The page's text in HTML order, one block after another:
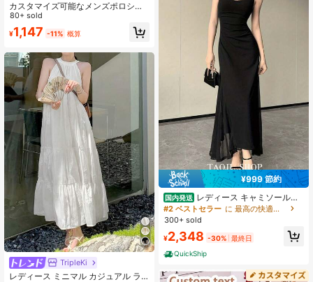
カスタマイズ可能なメンズポロシャ
ツ、写真アップロードデザインチー
ムトップ、ビジネス会社アパレル、
家族ギフト用カスタムポロシャツ
80+ sold
¥1,147 -11% 概算
TripleKi
レディース ミニマル カジュアル ラ
¥999 節約
国内発送 レディース キャミソールワ
ンピース ロング マキシ丈 タイト シ
ルエット 着痩せ セクシー 大人可愛
透け感 ギャザー シャーリング ブラ
ック 黒 無地 パーティー ドレス お呼
ばれ デート
#2 ベストセラー
に 最高の快適さ 女性のドレス
300+ sold
¥2,348 -30% 最終日
QuickShip